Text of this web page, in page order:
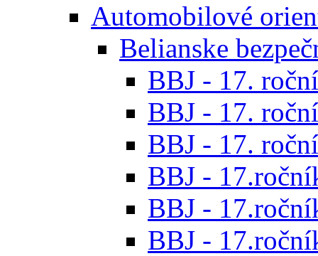
Automobilové
Belianske
BBJ - 17.
BBJ - 17.
BBJ - 17.
BBJ -
BBJ -
BBJ -